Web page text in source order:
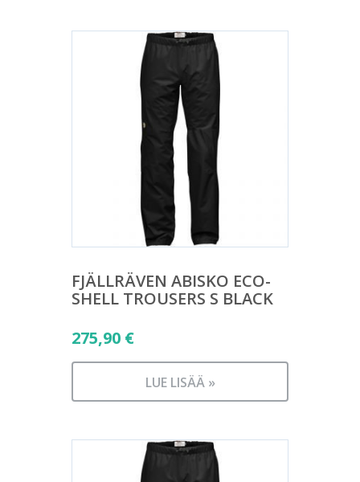
FJÄLLRÄVEN ABISKO ECO-
SHELL TROUSERS S BLACK
275,90 €
LUE LISÄÄ »